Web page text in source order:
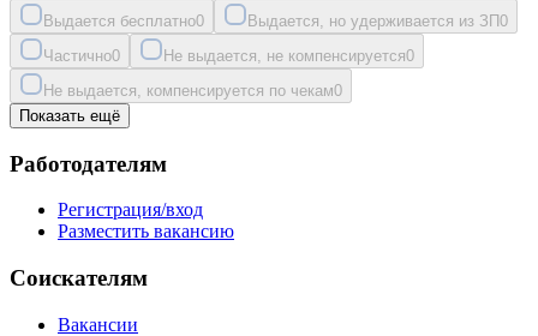
Выдается бесплатно0 Выдается, но удерживается из ЗП0
Частично0 Не выдается, не компенсируется0
Не выдается, компенсируется по чекам0
Показать ещё
Работодателям
Регистрация/вход
Разместить вакансию
Соискателям
Вакансии